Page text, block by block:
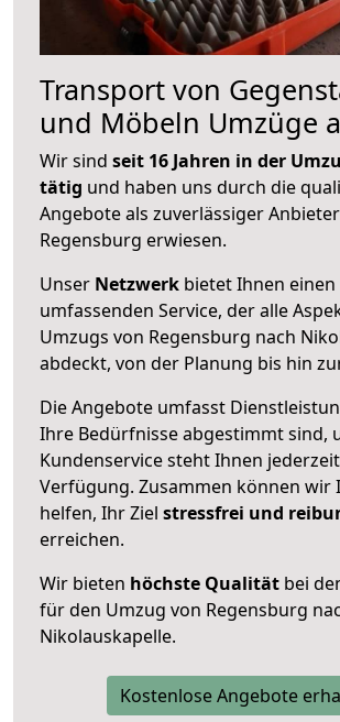
Transport von
und Möbeln Umzüge
Wir sind seit 16 Jahren in der
tätig und haben uns durch die
Angebote als zuverlässiger
Regensburg erwiesen.
Unser Netzwerk bietet Ihnen einen
umfassenden Service, der alle
Umzugs von Regensburg nach
abdeckt, von der Planung bis hin
Die Angebote umfasst
Ihre Bedürfnisse abgestimmt sind,
Kundenservice steht Ihnen
Verfügung. Zusammen können wir
helfen, Ihr Ziel stressfrei und
erreichen.
Wir bieten höchste Qualität bei
für den Umzug von Regensburg
Nikolauskapelle.
Kostenlose Angebote